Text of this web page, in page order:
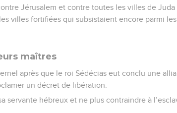
Jérusalem et contre toutes les villes de Juda
villes fortifiées qui subsistaient encore parmi
maîtres
après que le roi Sédécias eut conclu une
un décret de libération.
servante hébreux et ne plus contraindre à